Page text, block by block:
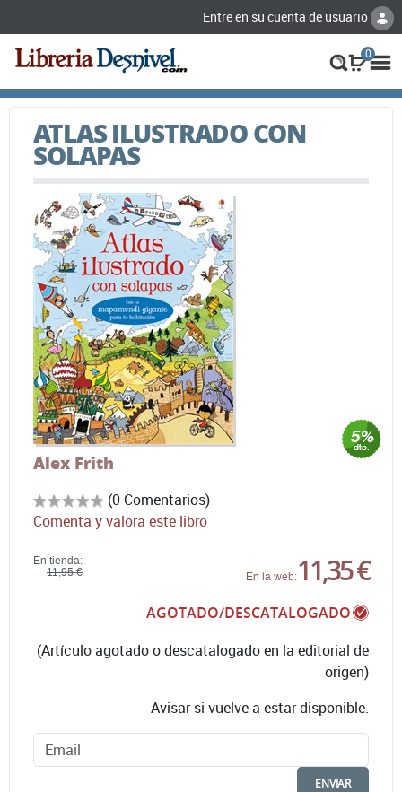
Entre en su cuenta de usuario
0
ATLAS ILUSTRADO CON
SOLAPAS
Alex Frith
(0 Comentarios)
Comenta y valora este libro
En tienda:
11,95 €
En la web:11,35 €
AGOTADO/DESCATALOGADO
(Artículo agotado o descatalogado en la editorial de
origen)
Avisar si vuelve a estar disponible.
ENVIAR